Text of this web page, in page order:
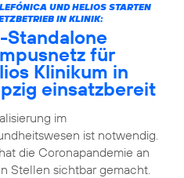
UND HELIOS STARTEN
IN KLINIK:
Standalone
für
Klinikum in
einsatzbereit
im
ist notwendig.
die Coronapandemie an
Stellen sichtbar gemacht.